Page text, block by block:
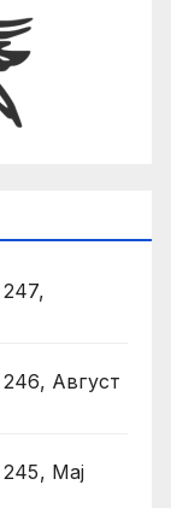
Август
Мај